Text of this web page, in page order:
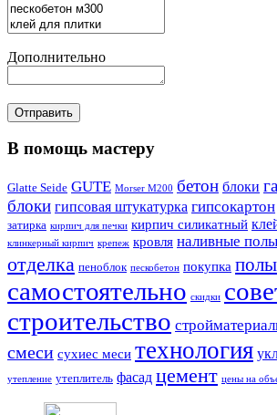
Дополнительно
В помощь мастеру
Glatte Seide GUTE Morser M200 бетон блоки
блоки гипсовая штукатурка гипсокартон
затирка кирпич для печки кирпич силикатный
клинкерный кирпич крепеж кровля наливные полы
отделка пеноблок пескобетон покупка полы
самостоятельно скидки
строительство
смеси сухиес меси технология
утепление утеплитель фасад цемент цены на